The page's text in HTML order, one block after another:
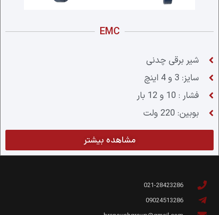
EMC
شیر برقی چدنی
سایز: 3 و 4 اینچ
فشار : 10 و 12 بار
بوبین: 220 ولت
مشاهده بیشتر
021-28423286
09024513286